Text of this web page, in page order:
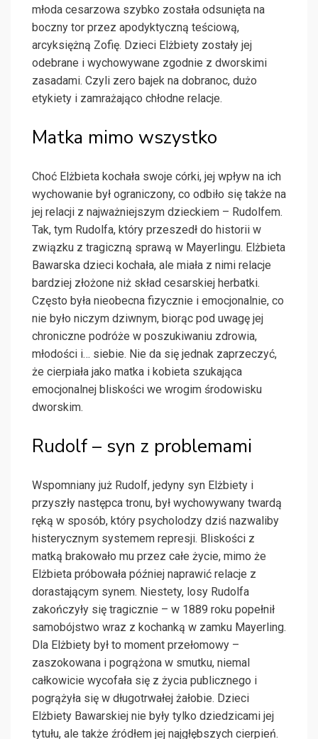
młoda cesarzowa szybko została odsunięta na
boczny tor przez apodyktyczną teściową,
arcyksiężną Zofię. Dzieci Elżbiety zostały jej
odebrane i wychowywane zgodnie z dworskimi
zasadami. Czyli zero bajek na dobranoc, dużo
etykiety i zamrażająco chłodne relacje.
Matka mimo wszystko
Choć Elżbieta kochała swoje córki, jej wpływ na ich
wychowanie był ograniczony, co odbiło się także na
jej relacji z najważniejszym dzieckiem – Rudolfem.
Tak, tym Rudolfa, który przeszedł do historii w
związku z tragiczną sprawą w Mayerlingu. Elżbieta
Bawarska dzieci kochała, ale miała z nimi relacje
bardziej złożone niż skład cesarskiej herbatki.
Często była nieobecna fizycznie i emocjonalnie, co
nie było niczym dziwnym, biorąc pod uwagę jej
chroniczne podróże w poszukiwaniu zdrowia,
młodości i… siebie. Nie da się jednak zaprzeczyć,
że cierpiała jako matka i kobieta szukająca
emocjonalnej bliskości we wrogim środowisku
dworskim.
Rudolf – syn z problemami
Wspomniany już Rudolf, jedyny syn Elżbiety i
przyszły następca tronu, był wychowywany twardą
ręką w sposób, który psycholodzy dziś nazwaliby
histerycznym systemem represji. Bliskości z
matką brakowało mu przez całe życie, mimo że
Elżbieta próbowała później naprawić relacje z
dorastającym synem. Niestety, losy Rudolfa
zakończyły się tragicznie – w 1889 roku popełnił
samobójstwo wraz z kochanką w zamku Mayerling.
Dla Elżbiety był to moment przełomowy –
zaszokowana i pogrążona w smutku, niemal
całkowicie wycofała się z życia publicznego i
pogrążyła się w długotrwałej żałobie. Dzieci
Elżbiety Bawarskiej nie były tylko dziedzicami jej
tytułu, ale także źródłem jej najgłębszych cierpień.